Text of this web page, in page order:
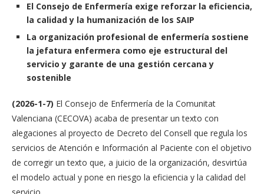
El Consejo de Enfermería exige reforzar la eficiencia,
la calidad y la humanización de los SAIP
La organización profesional de enfermería sostiene
la jefatura enfermera como eje estructural del
servicio y garante de una gestión cercana y
sostenible
(2026-1-7) El Consejo de Enfermería de la Comunitat
Valenciana (CECOVA) acaba de presentar un texto con
alegaciones al proyecto de Decreto del Consell que regula los
servicios de Atención e Información al Paciente con el objetivo
de corregir un texto que, a juicio de la organización, desvirtúa
el modelo actual y pone en riesgo la eficiencia y la calidad del